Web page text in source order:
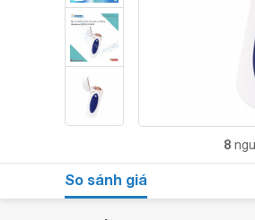
8
So sánh giá